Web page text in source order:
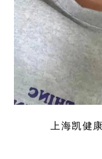
上海凯健